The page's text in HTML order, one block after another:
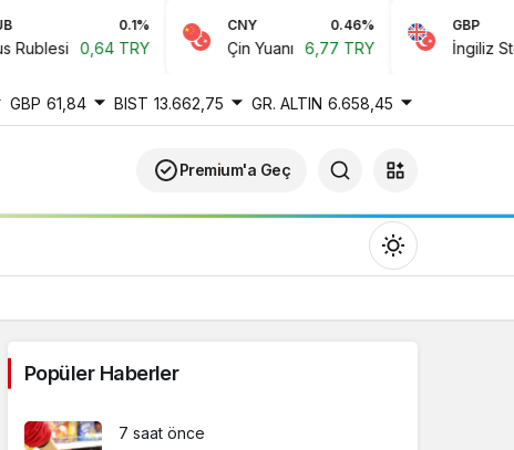
0.1%
0,64 TRY
CNY 0.46%
Çin Yuanı 6,77 TRY
GBP
İngiliz
GBP 61,84 BIST 13.662,75 GR. ALTIN 6.658,45
Premium'a Geç
Gündüz modunu seçin.
Popüler Haberler
7 saat önce